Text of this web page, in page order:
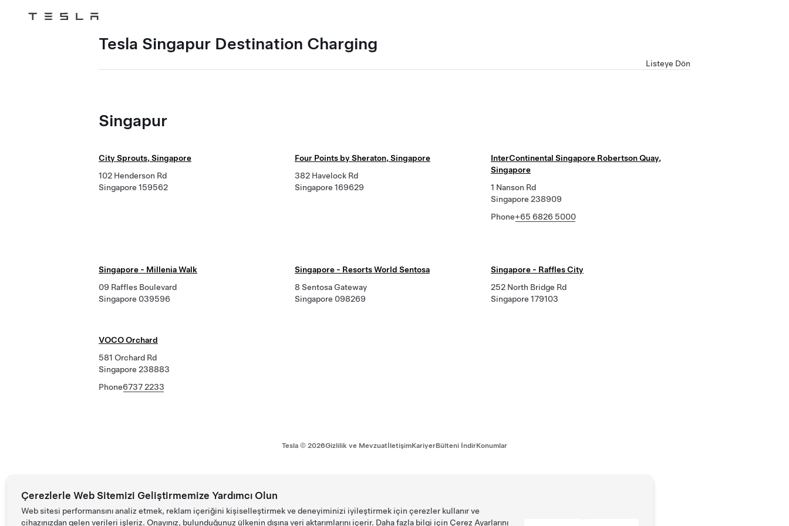
Tesla Singapur Destination Charging
Listeye Dön
Singapur
City Sprouts, Singapore
102 Henderson Rd
Singapore 159562
Four Points by Sheraton, Singapore
382 Havelock Rd
Singapore 169629
InterContinental Singapore Robertson Quay,
Singapore
1 Nanson Rd
Singapore 238909
Phone+65 6826 5000
Singapore - Millenia Walk
09 Raffles Boulevard
Singapore 039596
Singapore - Resorts World Sentosa
8 Sentosa Gateway
Singapore 098269
Singapore - Raffles City
252 North Bridge Rd
Singapore 179103
VOCO Orchard
581 Orchard Rd
Singapore 238883
Phone6737 2233
Tesla © 2026Gizlilik ve MevzuatİletişimKariyerBülteni İndirKonumlar
Çerezlerle Web Sitemizi Geliştirmemize Yardımcı Olun
Web sitesi performansını analiz etmek, reklam içeriğini kişiselleştirmek ve deneyiminizi iyileştirmek için çerezler kullanır ve
cihazınızdan gelen verileri işleriz. Onayınız, bulunduğunuz ülkenin dışına veri aktarımlarını içerir. Daha fazla bilgi için Çerez Ayarlarını